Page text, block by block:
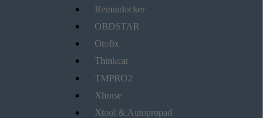
Remunlocker
OBDSTAR
Otofix
Thinkcar
TMPRO2
Xhorse
Xtool & Autopropad